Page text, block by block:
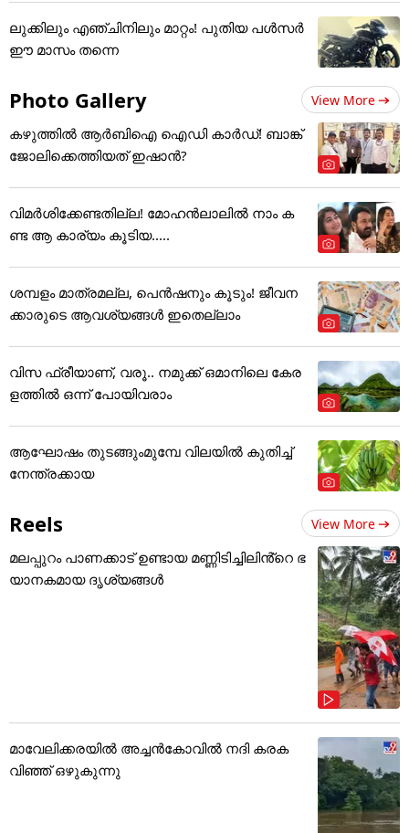
ലുക്കിലും എഞ്ചിനിലും മാറ്റം! പുതിയ പൾസർ
ഈ മാസം തന്നെ
Photo Gallery View More
കഴുത്തില്‍ ആര്‍ബിഐ ഐഡി കാര്‍ഡ്! ബാങ്ക്
ജോലിക്കെത്തിയത് ഇഷാന്‍?
വിമർശിക്കേണ്ടതില്ല! മോഹൻലാലിൽ നാം ക
ണ്ട ആ കാര്യം കൂടിയ.....
ശമ്പളം മാത്രമല്ല, പെൻഷനും കൂടും! ജീവന
ക്കാരുടെ ആവശ്യങ്ങൾ ഇതെല്ലാം
വിസ ഫ്രീയാണ്, വരൂ.. നമുക്ക് ഒമാനിലെ കേര
ളത്തിൽ ഒന്ന് പോയിവരാം
ആഘോഷം തുടങ്ങുംമുമ്പേ വിലയില്‍ കുതിച്ച്
നേന്ത്രക്കായ
Reels View More
മലപ്പുറം പാണക്കാട് ഉണ്ടായ മണ്ണിടിച്ചിലിൻ്റെ ഭ
യാനകമായ ദൃശ്യങ്ങൾ
മാവേലിക്കരയിൽ അച്ചൻകോവിൽ നദി കരക
വിഞ്ഞ് ഒഴുകുന്നു